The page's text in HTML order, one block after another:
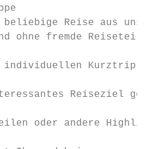
beliebige Reise aus
ohne fremde
individuellen Kurztrip
Reiseziel
oder andere